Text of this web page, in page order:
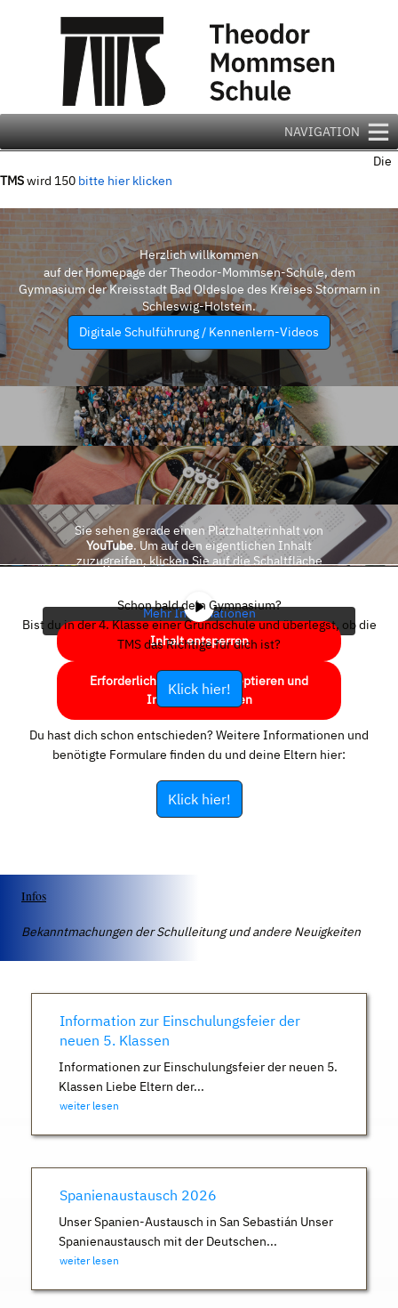
NAVIGATION
Die
TMSwird 150 bitte hier klicken
Herzlich willkommen
auf der Homepage der Theodor-Mommsen-Schule, dem
Gymnasium der Kreisstadt Bad Oldesloe des Kreises Stormarn in
Schleswig-Holstein.
Digitale Schulführung / Kennenlern-Videos
Sie sehen gerade einen Platzhalterinhalt von
YouTube. Um auf den eigentlichen Inhalt
zuzugreifen, klicken Sie auf die Schaltfläche
Mehr Informationen
Inhalt entsperren
Erforderlichen Service akzeptieren und
Inhalte entsperren
Schon bald dein Gymnasium?
Bist du in der 4. Klasse einer Grundschule und überlegst, ob die
TMS das Richtige für dich ist?
Klick hier!
Du hast dich schon entschieden? Weitere Informationen und
benötigte Formulare finden du und deine Eltern hier:
Klick hier!
Infos
Bekanntmachungen der Schulleitung und andere Neuigkeiten
Information zur Einschulungsfeier der
neuen 5. Klassen
Informationen zur Einschulungsfeier der neuen 5.
Klassen Liebe Eltern der...
weiter lesen
Spanienaustausch 2026
Unser Spanien-Austausch in San Sebastián Unser
Spanienaustausch mit der Deutschen...
weiter lesen